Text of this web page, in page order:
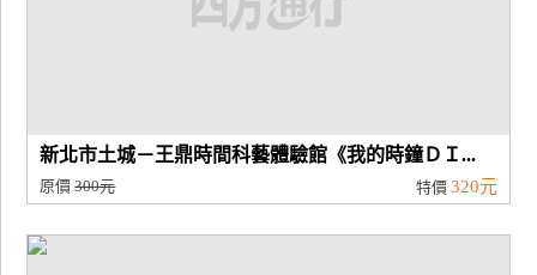
新北市土城－王鼎時間科藝體驗館《我的時鐘ＤＩ...
原價300元 特價 320元